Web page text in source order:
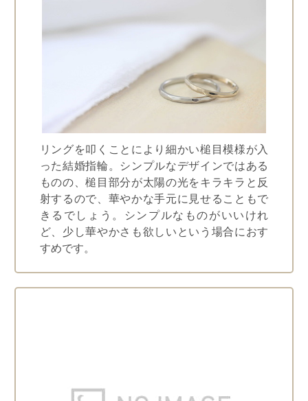
リングを叩くことにより細かい槌目模様が入
った結婚指輪。シンプルなデザインではある
ものの、槌目部分が太陽の光をキラキラと反
射するので、華やかな手元に見せることもで
きるでしょう。シンプルなものがいいけれ
ど、少し華やかさも欲しいという場合におす
すめです。